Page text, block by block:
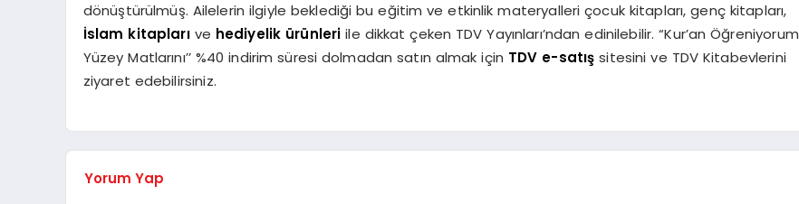
dönüştürülmüş. Ailelerin ilgiyle beklediği bu eğitim ve etkinlik materyalleri çocuk kitapları, genç kitapları,
İslam kitaplarıve hediyelik ürünleri ile dikkat çeken TDV Yayınları’ndan edinilebilir. “Kur’an Öğreniyorum
Yüzey Matlarını’’ %40 indirim süresi dolmadan satın almak için TDV e-satış sitesini ve TDV Kitabevlerini
ziyaret edebilirsiniz.
Yorum Yap